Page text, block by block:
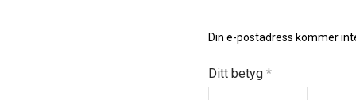
Din e-postadress kommer
Ditt betyg *